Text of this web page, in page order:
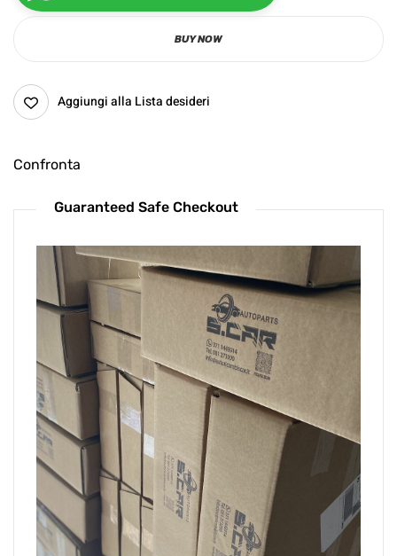
BUY NOW
Aggiungi alla Lista desideri
Confronta
Guaranteed Safe Checkout